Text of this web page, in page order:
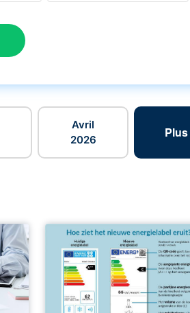
Avril
2026
Plus